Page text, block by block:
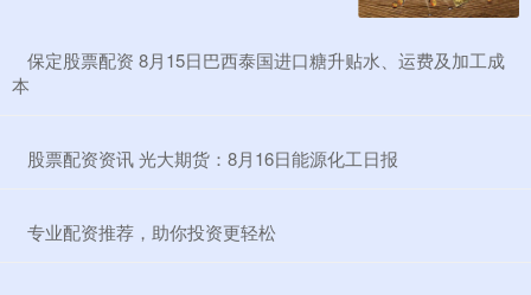
​保定股票配资 8月15日巴西泰国进口糖升贴水、运费及加工成
本
​股票配资资讯 光大期货：8月16日能源化工日报
​专业配资推荐，助你投资更轻松